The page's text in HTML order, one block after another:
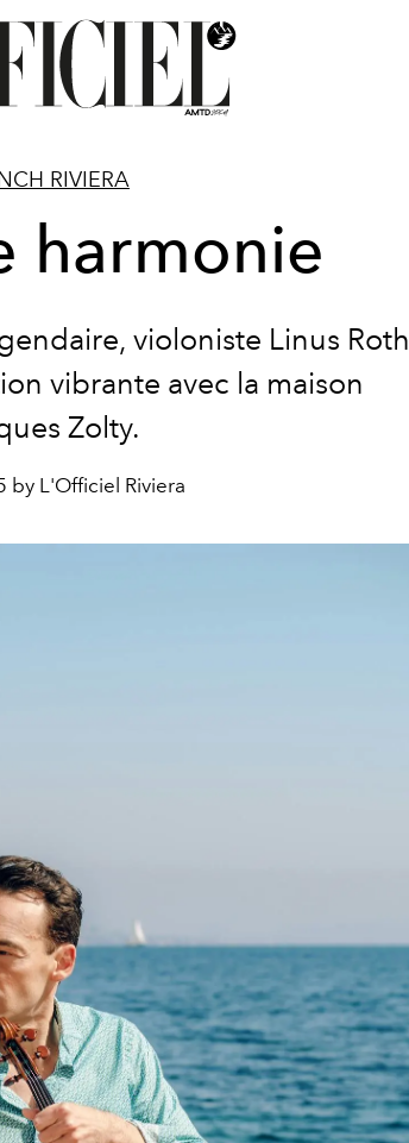
RIVIERA
harmonie
violoniste Linus Roth
vibrante avec la maison
Zolty.
by L'Officiel Riviera